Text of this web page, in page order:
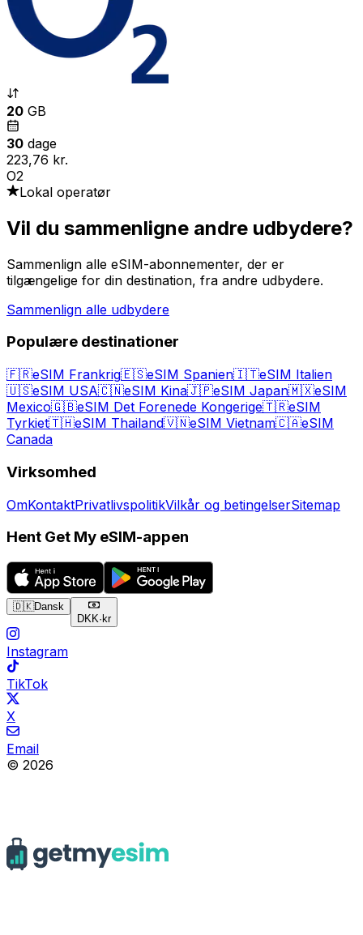
20 GB
30 dage
223,76 kr.
O2
Lokal operatør
Vil du sammenligne andre udbydere?
Sammenlign alle eSIM-abonnementer, der er
tilgængelige for din destination, fra andre udbydere.
Sammenlign alle udbydere
Populære destinationer
🇫🇷eSIM Frankrig🇪🇸eSIM Spanien🇮🇹eSIM Italien
🇺🇸eSIM USA🇨🇳eSIM Kina🇯🇵eSIM Japan🇲🇽eSIM
Mexico🇬🇧eSIM Det Forenede Kongerige🇹🇷eSIM
Tyrkiet🇹🇭eSIM Thailand🇻🇳eSIM Vietnam🇨🇦eSIM
Canada
Virksomhed
OmKontaktPrivatlivspolitikVilkår og betingelserSitemap
Hent Get My eSIM-appen
🇩🇰Dansk
DKK· kr
Instagram
TikTok
X
Email
© 2026